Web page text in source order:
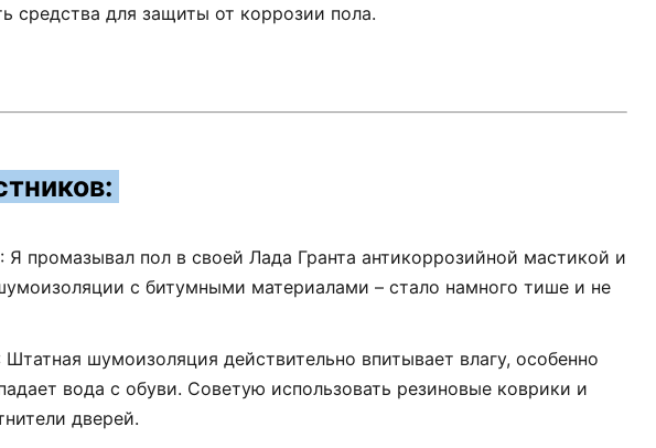
средства для защиты от коррозии пола.
: Я промазывал пол в своей Лада Гранта антикоррозийной мастикой и
с битумными материалами – стало намного тише и не
Штатная шумоизоляция действительно впитывает влагу, особенно
вода с обуви. Советую использовать резиновые коврики и
дверей.